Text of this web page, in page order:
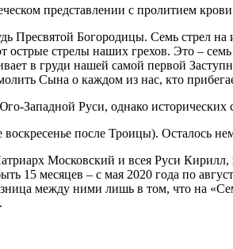
представлении с пролитием
Пресвятой Богородицы. Семь стрел
стрелы наших грехов. Это –
в груди нашей самой первой
Сына о каждом из нас, кто
Западной Руси, однако исторических
после Троицы). Осталось
Московский и всея Руси
15 месяцев – с мая 2020 года по
между ними лишь в том, что на